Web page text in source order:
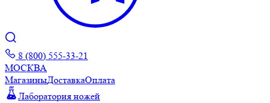
8 (800) 555-33-21
МОСКВА
МагазиныДоставкаОплата
Лаборатория ножей